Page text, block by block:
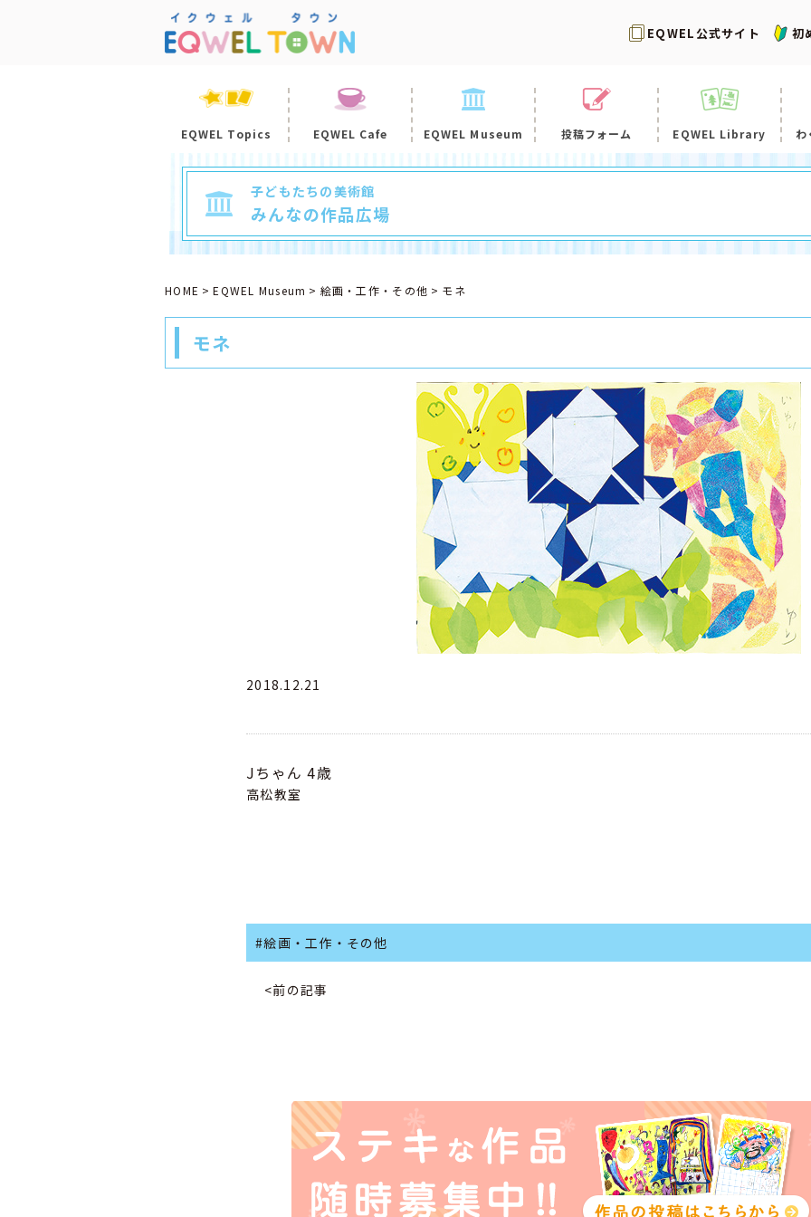
EQWEL公式サイト 初
EQWEL Topics EQWEL Cafe EQWEL Museum 投稿フォーム EQWEL Library わ
子どもたちの美術館
みんなの作品広場
HOME EQWEL Museum 絵画・工作・その他 モネ
モネ
2018.12.21
Jちゃん 4歳
高松教室
#絵画・工作・その他
<前の記事